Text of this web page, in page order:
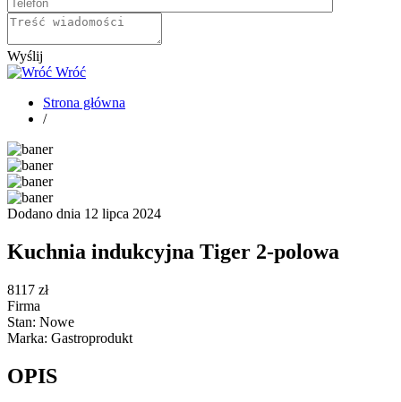
Wyślij
Wróć
Strona główna
/
Dodano dnia 12 lipca 2024
Kuchnia indukcyjna Tiger 2-polowa
8117 zł
Firma
Stan: Nowe
Marka: Gastroprodukt
OPIS